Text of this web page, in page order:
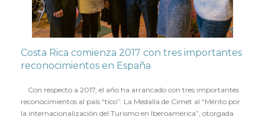
Costa Rica comienza 2017 con tres importantes
reconocimientos en España
Con respecto a 2017, el año ha arrancado con tres importantes
reconocimientos al país “tico”: La Medalla de Cimet al “Mérito por
la internacionalización del Turismo en Iberoamérica”, otorgada